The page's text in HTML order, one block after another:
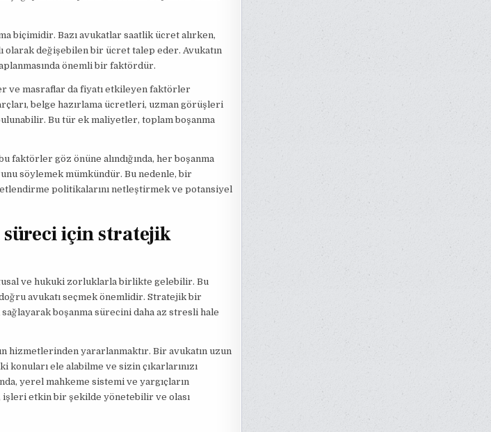
biçimidir. Bazı avukatlar saatlik ücret alırken,
değişebilen bir ücret talep eder. Avukatın
önemli bir faktördür.
ve masraflar da fiyatı etkileyen faktörler
belge hazırlama ücretleri, uzman görüşleri
Bu tür ek maliyetler, toplam boşanma
faktörler göz önüne alındığında, her boşanma
söylemek mümkündür. Bu nedenle, bir
politikalarını netleştirmek ve potansiyel
süreci için stratejik
ve hukuki zorluklarla birlikte gelebilir. Bu
avukatı seçmek önemlidir. Stratejik bir
boşanma sürecini daha az stresli hale
hizmetlerinden yararlanmaktır. Bir avukatın uzun
konuları ele alabilme ve sizin çıkarlarınızı
yerel mahkeme sistemi ve yargıçların
etkin bir şekilde yönetebilir ve olası